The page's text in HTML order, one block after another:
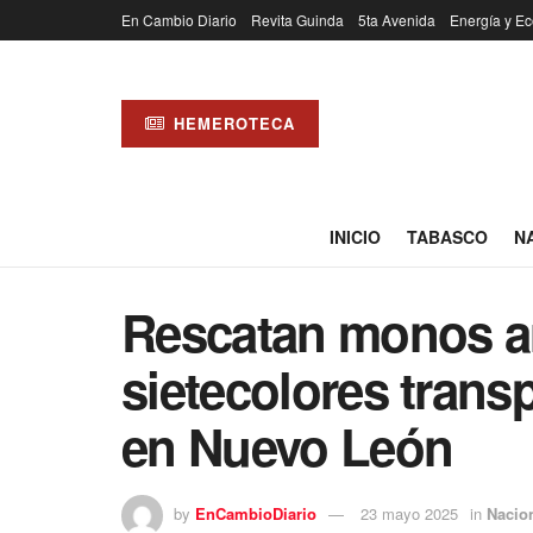
En Cambio Diario Revita Guinda 5ta Avenida Energía y
HEMEROTECA
INICIO TABASCO
Rescatan monos
sietecolores
en Nuevo León
by EnCambioDiario 23 mayo 2025 in